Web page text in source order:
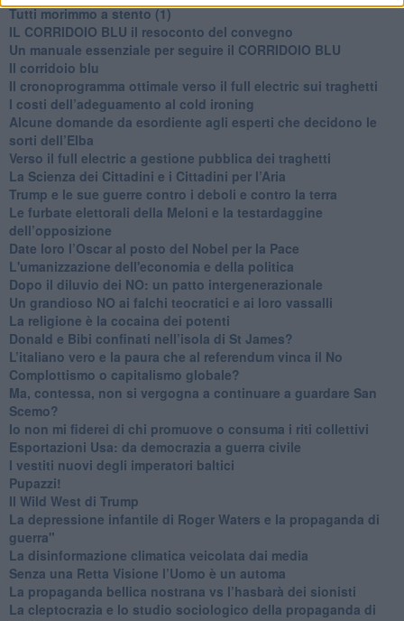
​Tutti morimmo a stento (1)
IL CORRIDOIO BLU il resoconto del convegno
Un manuale essenziale per seguire il CORRIDOIO BLU
Il corridoio blu
​Il cronoprogramma ottimale verso il full electric sui traghetti
​I costi dell’adeguamento al cold ironing
Alcune domande da esordiente agli esperti che decidono le
sorti dell’Elba
Verso il full electric a gestione pubblica dei traghetti​
​La Scienza dei Cittadini e i Cittadini per l’Aria
Trump e le sue guerre contro i deboli e contro la terra
​Le furbate elettorali della Meloni e la testardaggine
dell’opposizione
​Date loro l’Oscar al posto del Nobel per la Pace
L'umanizzazione dell'economia e della politica
​Dopo il diluvio dei NO: un patto intergenerazionale
​Un grandioso NO ai falchi teocratici e ai loro vassalli
La religione è la cocaina dei potenti
Donald e Bibi confinati nell’isola di St James?
L’italiano vero e la paura che al referendum vinca il No
​Complottismo o capitalismo globale?
​Ma, contessa, non si vergogna a continuare a guardare San
Scemo?
​Io non mi fiderei di chi promuove o consuma i riti collettivi
Esportazioni Usa: da democrazia a guerra civile
​I vestiti nuovi degli imperatori baltici
​Pupazzi!
​Il Wild West di Trump
​La depressione infantile di Roger Waters e la propaganda di
guerra"
​La disinformazione climatica veicolata dai media
Senza una Retta Visione l’Uomo è un automa
​La propaganda bellica nostrana vs l’hasbarà dei sionisti
​La cleptocrazia e lo studio sociologico della propaganda di